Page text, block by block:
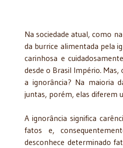
Na sociedade atual, como
da burrice alimentada pela
carinhosa e
desde o Brasil Império. Mas,
a ignorância? Na maioria
juntas, porém, elas diferem
A ignorância significa
fatos e,
desconhece determinado